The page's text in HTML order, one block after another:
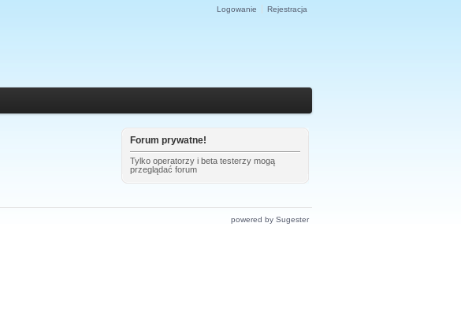
Logowanie Rejestracja
Forum prywatne!
Tylko operatorzy i beta testerzy mogą
przeglądać forum
powered by Sugester